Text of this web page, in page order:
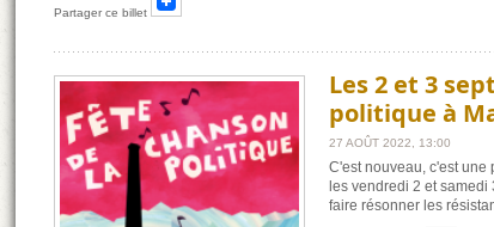
Partager ce billet
Les 2 et 3
politique à
27 AOÛT 2022, 13:00
C'est nouveau, c'est une
les vendredi 2 et
faire résonner les